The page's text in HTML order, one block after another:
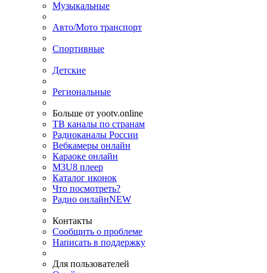
Музыкальные
Авто/Мото транспорт
Спортивные
Детские
Региональные
Больше от yootv.online
ТВ каналы по странам
Радиоканалы России
Вебкамеры онлайн
Караоке онлайн
M3U8 плеер
Каталог иконок
Что посмотреть?
Радио онлайнNEW
Контакты
Сообщить о проблеме
Написать в поддержку
Для пользователей